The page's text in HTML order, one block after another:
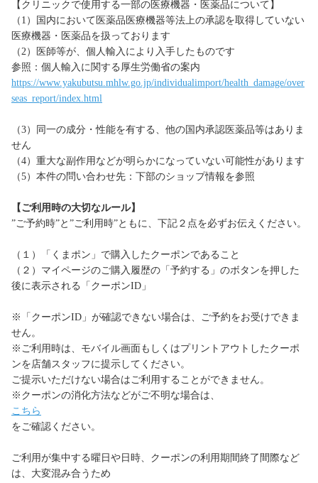
【クリニックで使用する一部の医療機器・医薬品について】
（1）国内において医薬品医療機器等法上の承認を取得していない
医療機器・医薬品を扱っております
（2）医師等が、個人輸入により入手したものです
参照：個人輸入に関する厚生労働省の案内
https://www.yakubutsu.mhlw.go.jp/individualimport/health_damage/over
seas_report/index.html
（3）同一の成分・性能を有する、他の国内承認医薬品等はありま
せん
（4）重大な副作用などが明らかになっていない可能性があります
（5）本件の問い合わせ先：下部のショップ情報を参照
【ご利用時の大切なルール】
”ご予約時”と”ご利用時”ともに、下記２点を必ずお伝えください。
（１）「くまポン」で購入したクーポンであること
（２）マイページのご購入履歴の「予約する」のボタンを押した
後に表示される「クーポンID」
※「クーポンID」が確認できない場合は、ご予約をお受けできま
せん。
※ご利用時は、モバイル画面もしくはプリントアウトしたクーポ
ンを店舗スタッフに提示してください。
ご提示いただけない場合はご利用することができません。
※クーポンの消化方法などがご不明な場合は、
こちら
をご確認ください。
ご利用が集中する曜日や日時、クーポンの利用期間終了間際など
は、大変混み合うため